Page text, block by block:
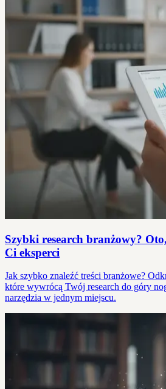
Szybki research branżowy?
Ci eksperci
Jak szybko znaleźć treści branżowe?
które wywrócą Twój research do góry
narzędzia w jednym miejscu.